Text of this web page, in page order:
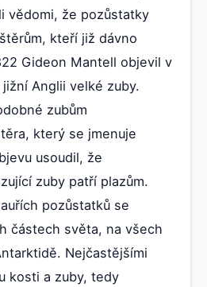
vědomi, že pozůstatky
kteří již dávno
Gideon Mantell objevil v
Anglii velké zuby.
zubům
který se jmenuje
usoudil, že
zuby patří plazům.
pozůstatků se
částech světa, na všech
Nejčastějšími
kosti a zuby, tedy